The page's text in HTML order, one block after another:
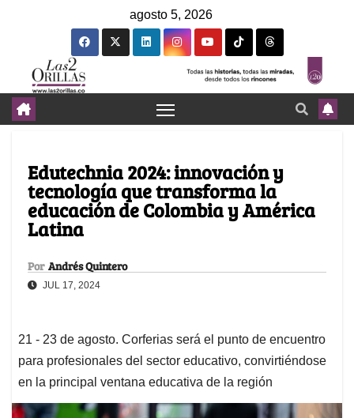
agosto 5, 2026
Edutechnia 2024: innovación y
tecnología que transforma la
educación de Colombia y América
Latina
Por Andrés Quintero
JUL 17, 2024
21 - 23 de agosto. Corferias será el punto de encuentro
para profesionales del sector educativo, convirtiéndose
en la principal ventana educativa de la región